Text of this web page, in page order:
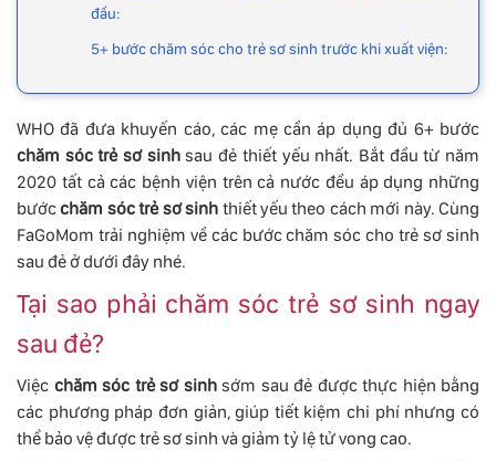
đầu:
5+ bước chăm sóc cho trẻ sơ sinh trước khi xuất viện:
WHO đã đưa khuyến cáo, các mẹ cần áp dụng đủ 6+ bước
chăm sóc trẻ sơ sinhsau đẻ thiết yếu nhất. Bắt đầu từ năm
2020 tất cả các bệnh viện trên cả nước đều áp dụng những
bướcchăm sóc trẻ sơ sinh thiết yếu theo cách mới này. Cùng
FaGoMom trải nghiệm về các bước chăm sóc cho trẻ sơ sinh
sau đẻ ở dưới đây nhé.
Tại sao phải chăm sóc trẻ sơ sinh ngay
sau đẻ?
Việc chăm sóc trẻ sơ sinhsớm sau đẻ được thực hiện bằng
các phương pháp đơn giản, giúp tiết kiệm chi phí nhưng có
thể bảo vệ đượctrẻ sơ sinh và giảm tỷ lệ tử vong cao.